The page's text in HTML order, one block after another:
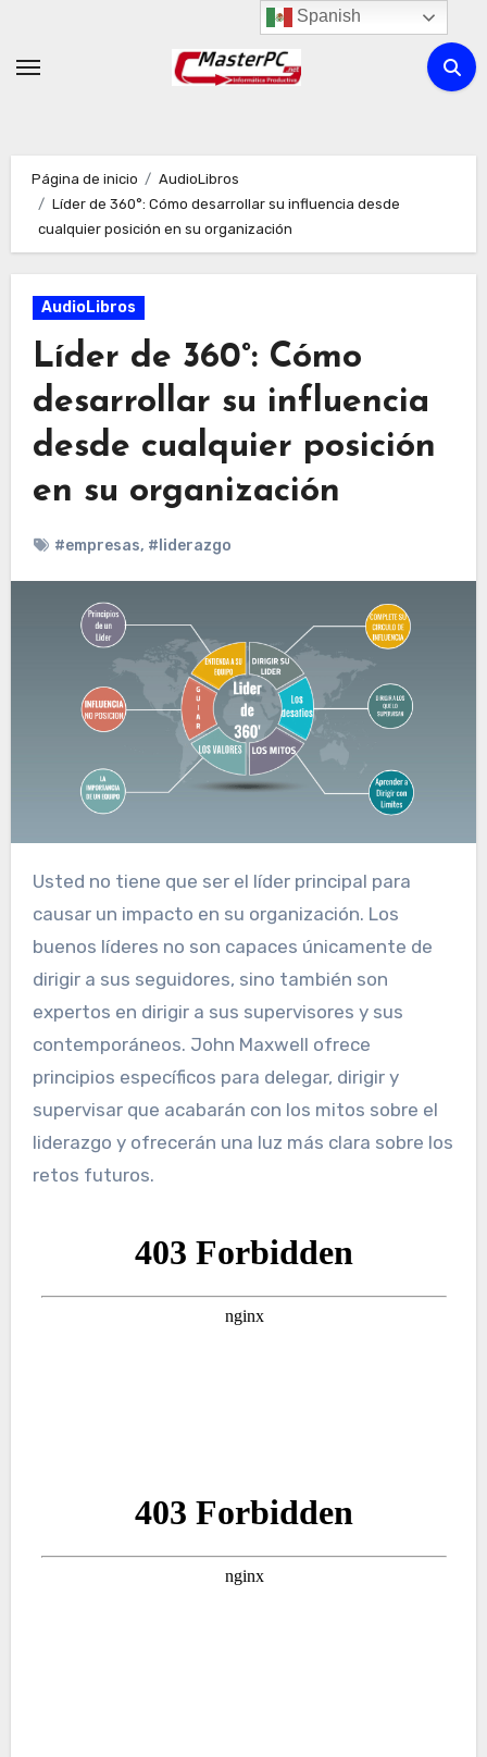
contenido
Página de inicio
AudioLibros
Líder de 360°: Cómo desarrollar su influencia desde
cualquier posición en su organización
AudioLibros
Líder de 360°: Cómo
desarrollar su influencia
desde cualquier posición
en su organización
#empresas, #liderazgo
Usted no tiene que ser el líder principal para
causar un impacto en su organización. Los
buenos líderes no son capaces únicamente de
dirigir a sus seguidores, sino también son
expertos en dirigir a sus supervisores y sus
contemporáneos. John Maxwell ofrece
principios específicos para delegar, dirigir y
supervisar que acabarán con los mitos sobre el
liderazgo y ofrecerán una luz más clara sobre los
retos futuros.
Spanish